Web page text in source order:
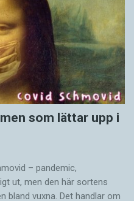
som lättar upp i
– pandemic,
ut, men den här sortens
bland vuxna. Det handlar om